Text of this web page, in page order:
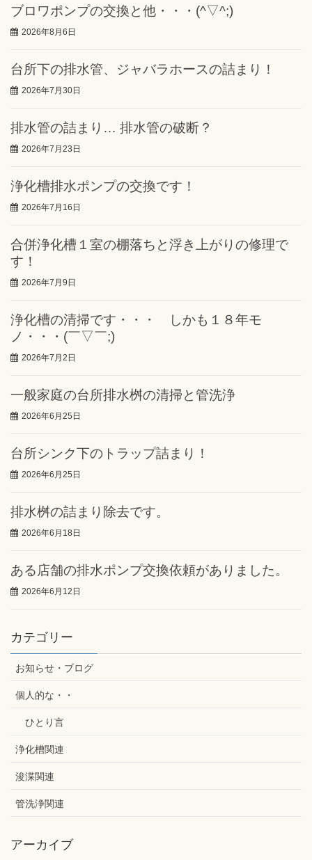
ブロワポンプの交換と他・・・(^▽^;)
2026年8月6日
台所下の排水管、ジャバラホースの詰まり！
2026年7月30日
排水管の詰まり… 排水管の破断？
2026年7月23日
浄化槽排水ポンプの交換です！
2026年7月16日
合併浄化槽１室の棚落ちと浮き上がりの修理で
す！
2026年7月9日
浄化槽の清掃です・・・ しかも１８年モ
ノ・・・(￣▽￣;)
2026年7月2日
一般家庭の台所排水桝の清掃と管洗浄
2026年6月25日
台所シンク下のトラップ詰まり！
2026年6月25日
排水桝の詰まり除去です。
2026年6月18日
ある店舗の排水ポンプ交換依頼がありました。
2026年6月12日
カテゴリー
お知らせ・ブログ
個人的な・・
ひとり言
浄化槽関連
浚渫関連
管洗浄関連
アーカイブ